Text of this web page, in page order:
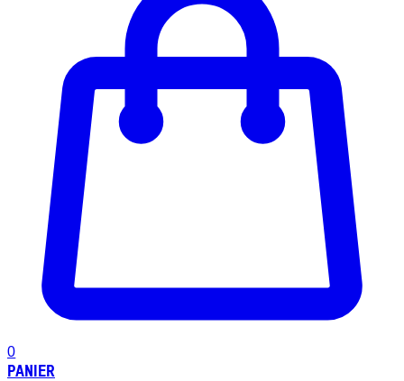
0
PANIER